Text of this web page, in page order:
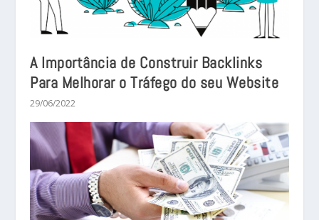
A Importância de Construir Backlinks
Para Melhorar o Tráfego do seu Website
29/06/2022